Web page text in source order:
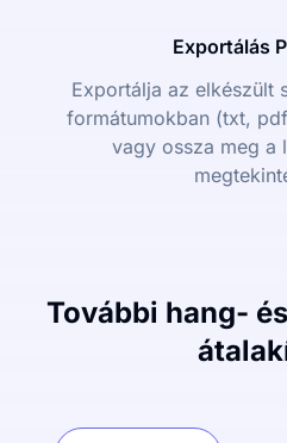
Exportálás
Exportálja az elkészült
formátumokban (txt,
vagy ossza meg a
További hang-